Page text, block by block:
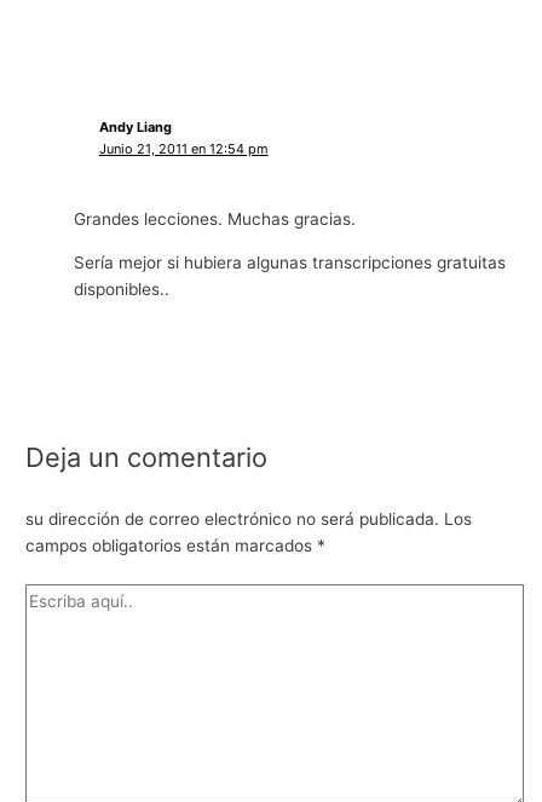
Andy Liang
Junio 21, 2011 en 12:54 pm
Grandes lecciones. Muchas gracias.
Sería mejor si hubiera algunas transcripciones gratuitas
disponibles..
Deja un comentario
su dirección de correo electrónico no será publicada. Los
campos obligatorios están marcados *